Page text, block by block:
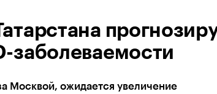
заболеваемости
Москвой, ожидается увеличение